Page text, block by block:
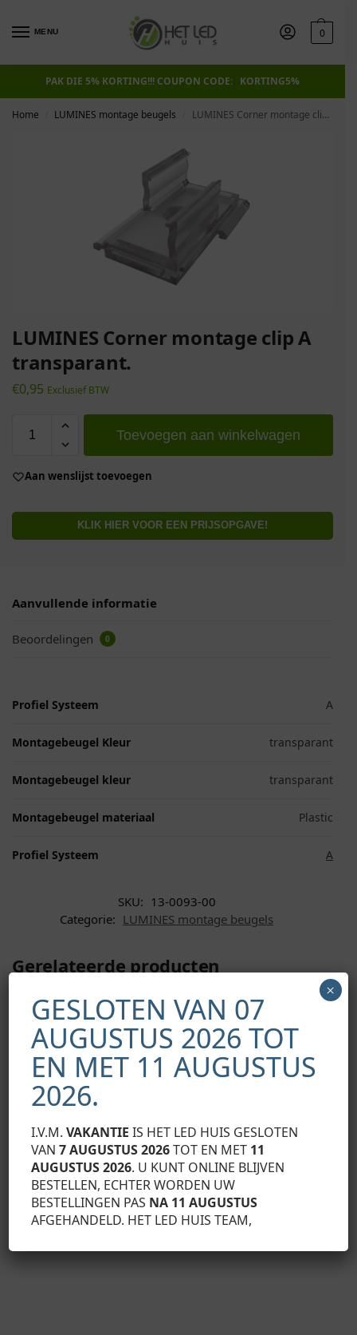
MENU 0
PAK DIE 5% KORTING!!! COUPON CODE: KORTING5%
Home LUMINES montage beugels LUMINES Corner montage clip A transparant.
LUMINES Corner montage clip A
transparant.
€0,95 Exclusief BTW
Toevoegen aan winkelwagen
Aan wenslijst toevoegen
KLIK HIER VOOR EEN PRIJSOPGAVE!
Aanvullende informatie
Beoordelingen 0
Profiel Systeem A
Montagebeugel Kleur transparant
Montagebeugel kleur transparant
Montagebeugel materiaal Plastic
Profiel Systeem A
SKU: 13-0093-00
Categorie: LUMINES montage beugels
Gerelateerde producten
LUMINES MONTAGE BEUGELS
LUMINES montage clip A HOOG wit
€0,73 Exclusief BTW
Toevoegen aan winkelwagen
LUMINES
GESLOTEN VAN 07
AUGUSTUS 2026 TOT
EN MET 11 AUGUSTUS
2026.
I.V.M.VAKANTIE IS HET LED HUIS GESLOTEN
VAN7 AUGUSTUS 2026TOT EN MET 11
AUGUSTUS 2026. U KUNT ONLINE BLIJVEN
BESTELLEN, ECHTER WORDEN UW
BESTELLINGEN PAS NA 11 AUGUSTUS
AFGEHANDELD. HET LED HUIS TEAM,
×